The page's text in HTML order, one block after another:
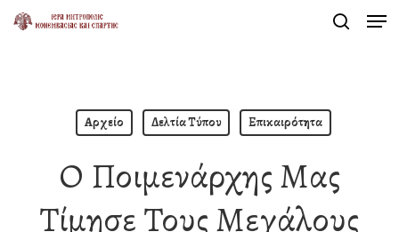
Skip
Αρχείο Δελτία Τύπου Επικαιρότητα
Ο Ποιμενάρχης Μας
Τίμησε Τους Μεγάλους